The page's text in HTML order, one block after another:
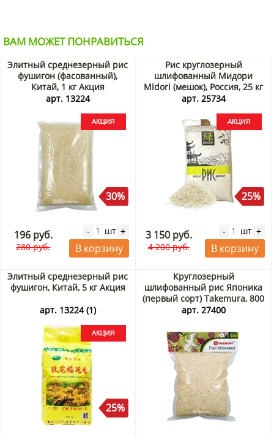
ВАМ МОЖЕТ ПОНРАВИТЬСЯ
Элитный среднезерный рис
фушигон (фасованный),
Китай, 1 кг Акция
арт. 13224
30%
196 руб.
280 руб.
- шт +
В корзину
Рис круглозерный
шлифованный Мидори
Midori (мешок), Россия, 25 кг
Акция
арт. 25734
25%
3 150 руб.
4 200 руб.
- шт +
В корзину
Элитный среднезерный рис
фушигон, Китай, 5 кг Акция
арт. 13224 (1)
25%
Круглозерный
шлифованный рис Японика
(первый сорт) Takemura, 800
г
арт. 27400